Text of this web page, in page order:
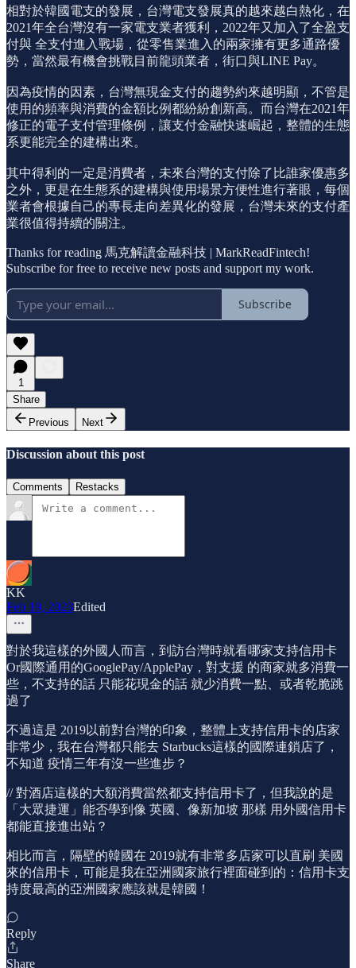
相對於韓國電支的發展，台灣電支發展真的越來越白熱化，在
2021年全台灣沒有一家電支業者獲利，2022年又加入了全盈支
付與 全支付進入戰場，從零售業進入的兩家擁有更多通路優
勢，當然最有機會挑戰目前龍頭業者，街口與LINE Pay。
因為疫情的因素，台灣無現金支付的趨勢約來越明顯，不管是
使用的頻率與消費的金額比例都紛紛創新高。而台灣在2021年
修正的電子支付管理條例，讓支付金融快速崛起，整體的生態
系更能完全的建構出來。
其中得利的一定是消費者，未來台灣的支付除了比誰家優惠多
之外，更是在生態系的建構與使用場景方便性進行著眼，每個
業者會根據自己的專長走向差異化的發展，台灣未來的支付產
業很值得持續的關注。
Thanks for reading 馬克解讀金融科技 | MarkReadFintech!
Subscribe for free to receive new posts and support my work.
Subscribe
1
Share
Previous
Next
Discussion about this post
Comments Restacks
KK
Feb 19, 2023Edited
對於我這樣的外國人而言，到訪台灣時就看哪家支持信用卡
Or國際通用的GooglePay/ApplePay，對支援 的商家就多消費一
些，不支持的話 只能花現金的話 就少消費一點、或者乾脆跳
過了
不過這是 2019以前對台灣的印象，整體上支持信用卡的店家
非常少，我在台灣都只能去 Starbucks這樣的國際連鎖店了，
不知道 疫情三年有沒一些進步？
// 對酒店這樣的大額消費當然都支持信用卡了，但我說的是
「大眾捷運」能否學到像 英國、像新加坡 那樣 用外國信用卡
都能直接進出站？
相比而言，隔壁的韓國在 2019就有非常多店家可以直刷 美國
來的信用卡，可能是我在亞洲國家旅行裡面碰到的：信用卡支
持度最高的亞洲國家應該就是韓國！
Reply
Share